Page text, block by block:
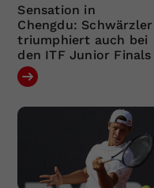
Sensation in
Chengdu: Schwärzler
triumphiert auch bei
den ITF Junior Finals